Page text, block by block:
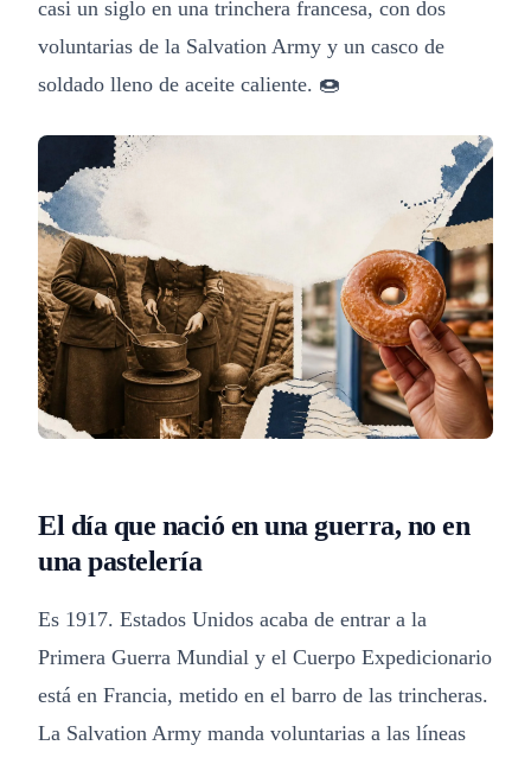
casi un siglo en una trinchera francesa, con dos
voluntarias de la Salvation Army y un casco de
soldado lleno de aceite caliente. 🍩
El día que nació en una guerra, no en
una pastelería
Es 1917. Estados Unidos acaba de entrar a la
Primera Guerra Mundial y el Cuerpo Expedicionario
está en Francia, metido en el barro de las trincheras.
La Salvation Army manda voluntarias a las líneas